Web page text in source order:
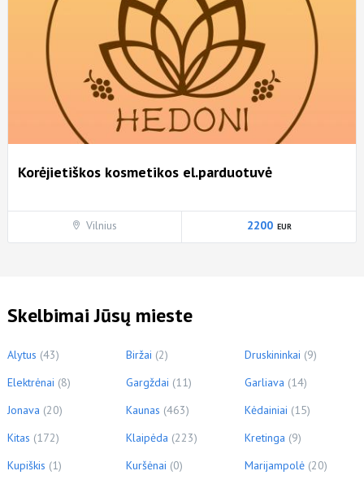
Korėjietiškos kosmetikos el.parduotuvė
Vilnius 2200
Skelbimai Jūsų mieste
Alytus (43) Biržai (2) Druskininkai (9)
Elektrėnai (8) Gargždai (11) Garliava (14)
Jonava (20) Kaunas (463) Kėdainiai (15)
Kitas (172) Klaipėda (223) Kretinga (9)
Kupiškis (1) Kuršėnai (0) Marijampolė (20)